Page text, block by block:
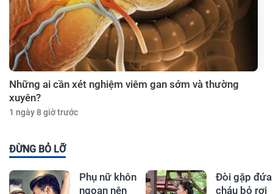
Những ai cần xét nghiệm viêm gan sớm và thường
xuyên?
1 ngày 8 giờ trước
ĐỪNG BỎ LỠ
Phụ nữ khôn
ngoan nên
Đòi gặp đứa
cháu bỏ rơi